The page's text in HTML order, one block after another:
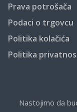
Prava potrošača
Podaci o trgovcu
Politika kolačića
Politika
Nastojimo da